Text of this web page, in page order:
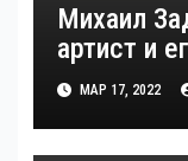
Михаил
артист и
МАР 17, 2022